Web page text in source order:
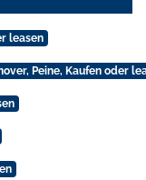
leasen
Peine, Kaufen oder